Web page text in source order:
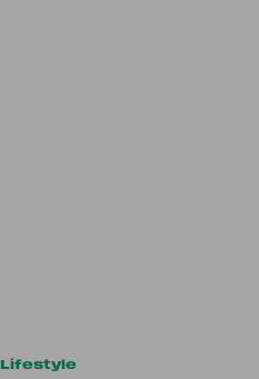
Lifestyle